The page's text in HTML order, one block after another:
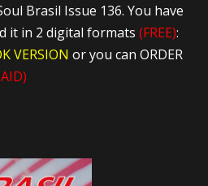
Brasil Issue 136. You have
it in 2 digital formats(FREE):
VERSIONor you can ORDER